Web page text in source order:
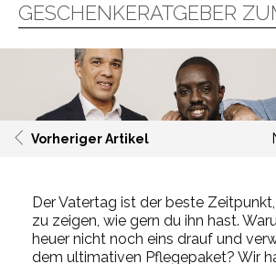
GESCHENKERATGEBER
Vorheriger Artikel
Der Vatertag ist der beste
zu zeigen, wie gern du ihn hast.
heuer nicht noch eins drauf und
dem ultimativen Pflegepaket? Wir